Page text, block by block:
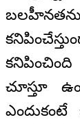
చూస్తూ